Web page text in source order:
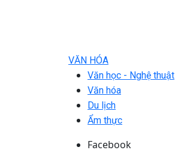
VĂN HÓA
Văn học - Nghệ thuật
Văn hóa
Du lịch
Ẩm thực
Facebook